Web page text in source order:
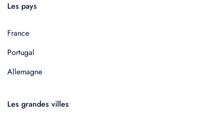
Les pays
France
Portugal
Allemagne
Les grandes villes